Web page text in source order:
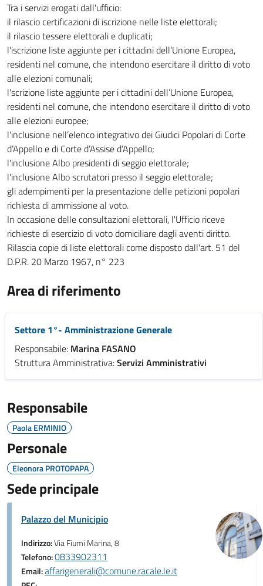
Tra i servizi erogati dall'ufficio:
il rilascio certificazioni di iscrizione nelle liste elettorali;
il rilascio tessere elettorali e duplicati;
l'iscrizione liste aggiunte per i cittadini dell’Unione Europea,
residenti nel comune, che intendono esercitare il diritto di voto
alle elezioni comunali;
l'scrizione liste aggiunte per i cittadini dell’Unione Europea,
residenti nel comune, che intendono esercitare il diritto di voto
alle elezioni europee;
l'inclusione nell’elenco integrativo dei Giudici Popolari di Corte
d’Appello e di Corte d’Assise d’Appello;
l'inclusione Albo presidenti di seggio elettorale;
l'inclusione Albo scrutatori presso il seggio elettorale;
gli adempimenti per la presentazione delle petizioni popolari
richiesta di ammissione al voto.
In occasione delle consultazioni elettorali, l'Ufficio riceve
richieste di esercizio di voto domiciliare dagli aventi diritto.
Rilascia copie di liste elettorali come disposto dall'art. 51 del
D.P.R. 20 Marzo 1967, n° 223
Area di riferimento
Settore 1°- Amministrazione Generale
Responsabile: Marina FASANO
Struttura Amministrativa:Servizi Amministrativi
Responsabile
Paola ERMINIO
Personale
Eleonora PROTOPAPA
Sede principale
Palazzo del Municipio
Indirizzo:Via Fiumi Marina, 8
Telefono:0833902311
Email:affarigenerali@comune.racale.le.it